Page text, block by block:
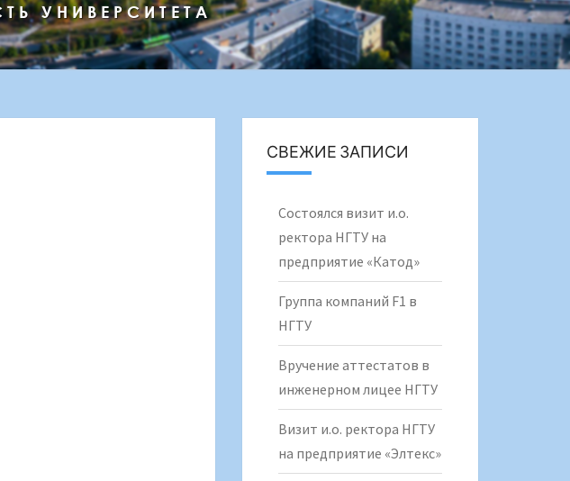
УНИВЕРСИТЕТА
СВЕЖИЕ ЗАПИСИ
Состоялся визит и.о.
ректора НГТУ на
предприятие «Катод»
Группа компаний F1 в
НГТУ
Вручение аттестатов в
инженерном лицее НГТУ
Визит и.о. ректора НГТУ
на предприятие «Элтекс»